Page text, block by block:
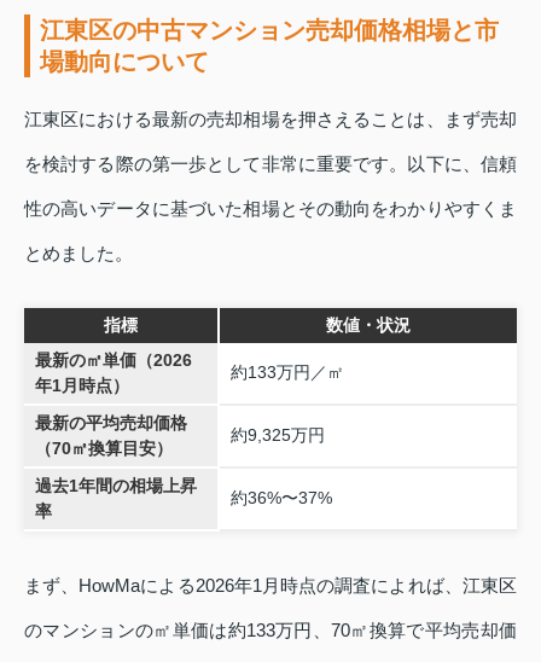
江東区の中古マンション売却価格相場と市
場動向について
江東区における最新の売却相場を押さえることは、まず売却
を検討する際の第一歩として非常に重要です。以下に、信頼
性の高いデータに基づいた相場とその動向をわかりやすくま
とめました。
指標
数値・状況
最新の㎡単価（2026
年1月時点）
約133万円／㎡
最新の平均売却価格
（70㎡換算目安）
約9,325万円
過去1年間の相場上昇
率
約36%〜37%
まず、HowMaによる2026年1月時点の調査によれば、江東区
のマンションの㎡単価は約133万円、70㎡換算で平均売却価